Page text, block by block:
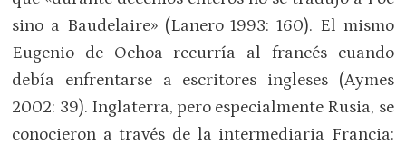
sino a Baudelaire» (Lanero 1993: 160). El mismo
Eugenio de Ochoa recurría al francés cuando
debía enfrentarse a escritores ingleses (Aymes
2002: 39). Inglaterra, pero especialmente Rusia, se
conocieron a través de la intermediaria Francia: